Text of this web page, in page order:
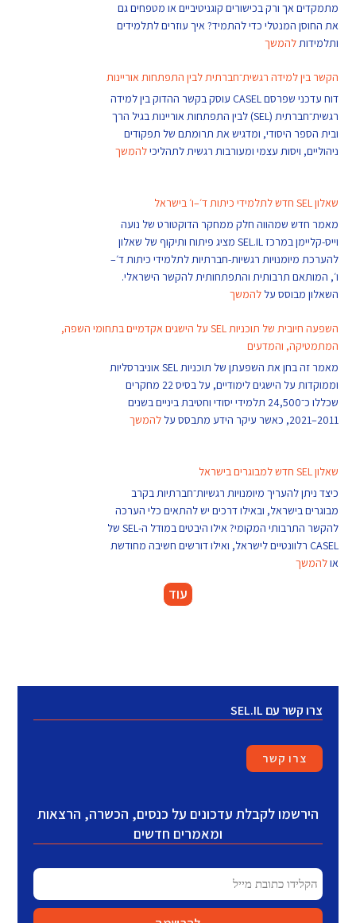
מתמקדים אך ורק בכישורים קוגניטיביים או מטפחים גם
את החוסן המנטלי כדי להתמיד? איך עוזרים לתלמידים
ותלמידותלהמשך
הקשר בין למידה רגשית־חברתית לבין התפתחות אוריינות
דוח עדכני שפרסם CASEL עוסק בקשר ההדוק בין למידה
רגשית־חברתית (SEL) לבין התפתחות אוריינות בגיל הרך
ובית הספר היסודי, ומדגיש את תרומתם של תפקודים
ניהוליים, ויסות עצמי ומעורבות רגשית לתהליכילהמשך
שאלון SEL חדש לתלמידי כיתות ד׳–ו׳ בישראל
מאמר חדש שמהווה חלק ממחקר הדוקטורט של נועה
וייס-קליימן במרכז SEL.IL מציג פיתוח ותיקוף של שאלון
להערכת מיומנויות רגשיות-חברתיות לתלמידי כיתות ד׳–
ו׳, המותאם תרבותית והתפתחותית להקשר הישראלי.
השאלון מבוסס עללהמשך
השפעה חיובית של תוכניות SEL על הישגים אקדמיים בתחומי השפה,
המתמטיקה, והמדעים
מאמר זה בחן את השפעתן של תוכניות SEL אוניברסליות
וממוקדות על הישגים לימודיים, על בסיס 22 מחקרים
שכללו כ־24,500 תלמידי יסודי וחטיבת ביניים בשנים
2011–2021, כאשר עיקר הידע מתבסס על
להמשך
שאלון SEL חדש למבוגרים בישראל
כיצד ניתן להעריך מיומנויות רגשיות־חברתיות בקרב
מבוגרים בישראל, ובאילו דרכים יש להתאים כלי הערכה
להקשר התרבותי המקומי? אילו היבטים במודל ה-SEL של
CASEL רלוונטיים לישראל, ואילו דורשים חשיבה מחודשת
אולהמשך
עוד
צרו קשר עם SEL.IL
צרו קשר
הירשמו לקבלת עדכונים על כנסים, הכשרה, הרצאות
ומאמרים חדשים